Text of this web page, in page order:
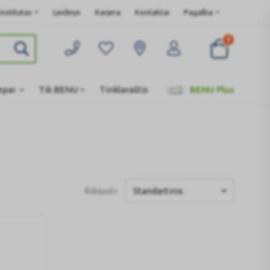
Leidinys Karjera Kontaktai Pagalba
Tik BENU Tinklaraštis BENU Plus
Rikiuoti: Standartinis